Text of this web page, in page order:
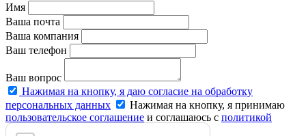
Имя
Ваша почта
Ваша компания
Ваш телефон
Ваш вопрос
Нажимая на кнопку, я даю согласие на обработку
персональных данных
Нажимая на кнопку, я принимаю
пользовательское соглашение и соглашаюсь с политикой
конфиденциальности